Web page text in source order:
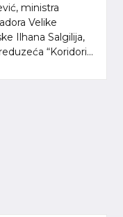
ministra
Velike
Ilhana Salgilija,
“Koridori...